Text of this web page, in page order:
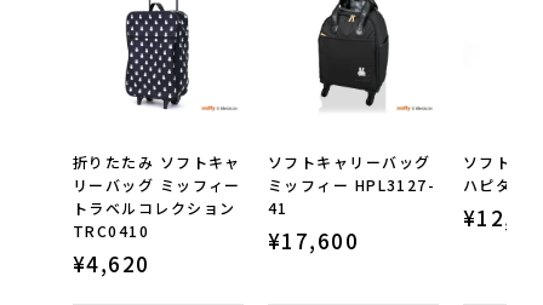
折りたたみ ソフトキャ
リーバッグ ミッフィー
トラベルコレクション
TRC0410
¥4,620
ソフトキャリーバッグ
ミッフィー HPL3127-
41
¥17,600
ソフトキ
ハピタス
¥